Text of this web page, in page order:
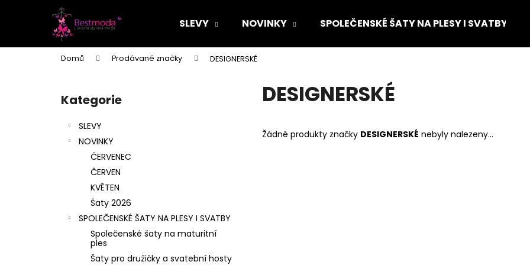
SLEVY NOVINKY SPOLEČENSKÉ ŠATY NA PLESY I SVATBY
Domů Prodávané značky DESIGNERSKÉ
Přeskočit
kategorie
Kategorie
SLEVY
NOVINKY
ČERVENEC
ČERVEN
KVĚTEN
Šaty 2026
SPOLEČENSKÉ ŠATY NA PLESY I SVATBY
Společenské šaty na maturitní
ples
Šaty pro družičky a svatební hosty
DESIGNERSKÉ
Žádné produkty značky DESIGNERSKÉ nebyly nalezeny...
í
Zpět
do
obchodu
Zpět
do
obchodu